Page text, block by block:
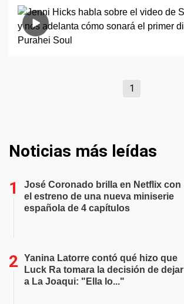
1
Noticias más leídas
José Coronado brilla en Netflix con
el estreno de una nueva miniserie
española de 4 capítulos
Yanina Latorre contó qué hizo que
Luck Ra tomara la decisión de dejar
a La Joaqui: "Ella lo..."